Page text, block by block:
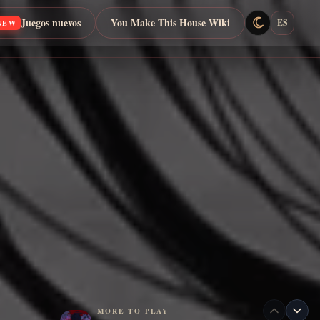
Juegos nuevos You Make This House Wiki ES
MORE TO PLAY